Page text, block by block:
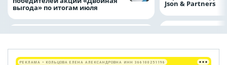
выгода» по итогам июля Json & Partners
РЕКЛАМА • КОЛЬЦОВА ЕЛЕНА АЛЕКСАНДРОВНА ИНН 366100251196